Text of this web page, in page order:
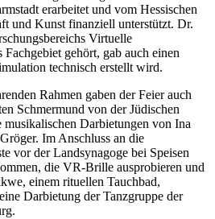
erarbeitet und vom Hessischen
und Kunst finanziell unterstützt. Dr.
Virtuelle
gehört, gab auch einen
technisch erstellt wird.
Rahmen gaben der Feier auch
Schmermund von der Jüdischen
Darbietungen von Ina
Im Anschluss an die
vor der Landsynagoge bei Speisen
die VR-Brille ausprobieren und
einem rituellen Tauchbad,
Darbietung der Tanzgruppe der